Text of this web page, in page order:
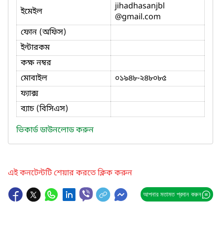
ইমেইল
jihadhasanjbl
@gmail.com
ফোন (অফিস)
ইন্টারকম
কক্ষ নম্বর
মোবাইল
০১৯৪৮-২৪৮০৮৫
ফ্যাক্স
ব্যাচ (বিসিএস)
ভিকার্ড ডাউনলোড করুন
এই কনটেন্টটি শেয়ার করতে ক্লিক করুন
আপনার মতামত প্রদান করুন